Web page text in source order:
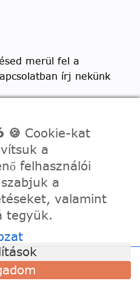
merül fel a
írj nekünk
hello@festede.hu
kapcsolatban:
Facebook csoportunkhoz!
🍪 Cookie-kat
a
felhasználói
a
valamint
tegyük.